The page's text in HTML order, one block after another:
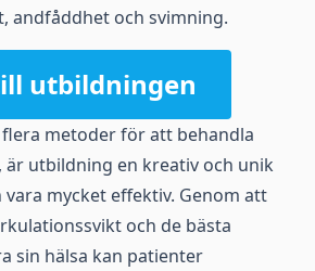
andfåddhet och svimning.
utbildningen
metoder för att behandla
är utbildning en kreativ och unik
mycket effektiv. Genom att
och de bästa
sin hälsa kan patienter